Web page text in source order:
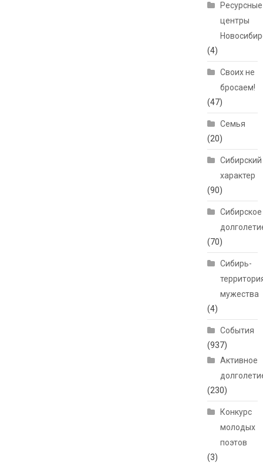
Ресурсные
центры
(4)
Своих не
бросаем!
(47)
Семья
(20)
Сибирский
характер
(90)
Сибирское
(70)
Сибирь-
мужества
(4)
События
(937)
Активное
(230)
Конкурс
молодых
поэтов
(3)